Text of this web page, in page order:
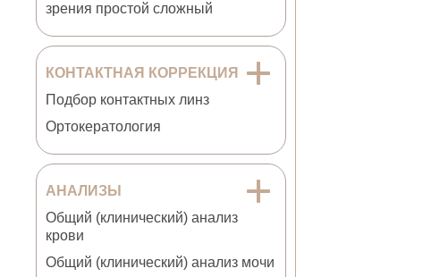
зрения простой сложный
КОНТАКТНАЯ КОРРЕКЦИЯ
Подбор контактных линз
Ортокератология
АНАЛИЗЫ
Общий (клинический) анализ
крови
Общий (клинический) анализ мочи